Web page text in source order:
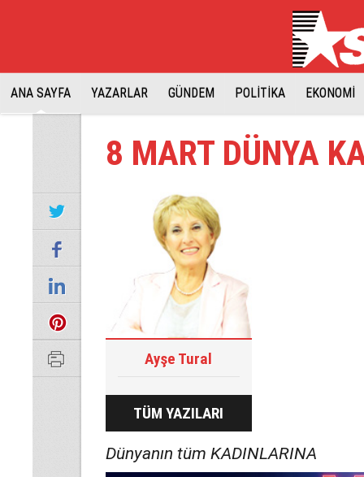
ANA SAYFA YAZARLAR GÜNDEM POLİTİKA EKONOMİ
8 MART DÜNYA
Ayşe Tural
TÜM YAZILARI
Dünyanın tüm KADINLARINA